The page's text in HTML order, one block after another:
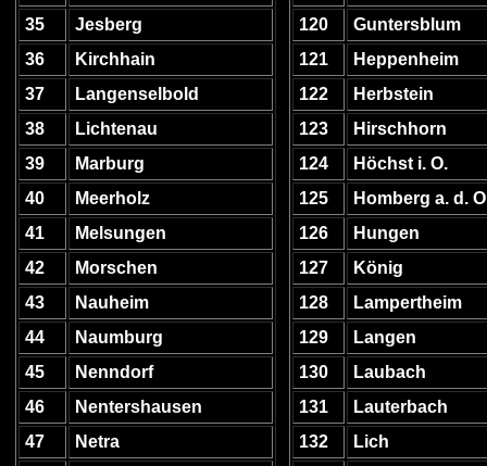
35
Jesberg
36
Kirchhain
37
Langenselbold
38
Lichtenau
39
Marburg
40
Meerholz
41
Melsungen
42
Morschen
43
Nauheim
44
Naumburg
45
Nenndorf
46
Nentershausen
47
Netra
120
Guntersblum
121
Heppenheim
122
Herbstein
123
Hirschhorn
124
Höchst i. O.
125
Homberg a. d.
126
Hungen
127
König
128
Lampertheim
129
Langen
130
Laubach
131
Lauterbach
132
Lich